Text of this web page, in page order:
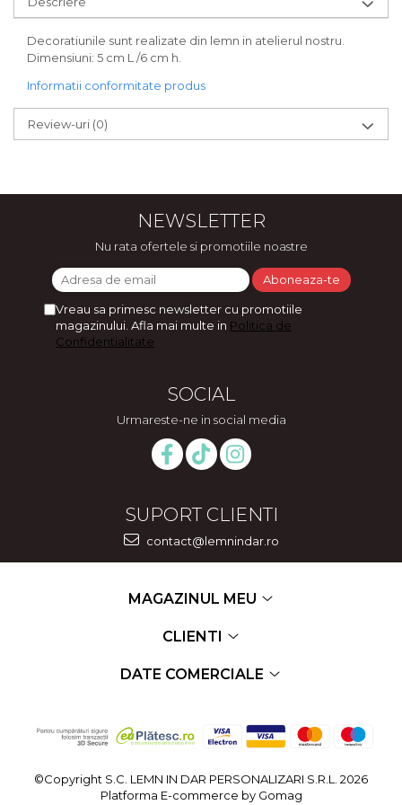
Bijuterii
CERCEI ZAMAC
Ateliere - planse cu nisip colorat
Decoratiunile sunt realizate din lemn in atelierul nostru.
Dimensiuni: 5 cm L /6 cm h.
Informatii conformitate produs
Review-uri (0)
NEWSLETTER
Nu rata ofertele si promotiile noastre
Vreau sa primesc newsletter cu promotiile
magazinului. Afla mai multe in Politica de
Confidentialitate
SOCIAL
Urmareste-ne in social media
SUPORT CLIENTI
contact@lemnindar.ro
MAGAZINUL MEU
CLIENTI
DATE COMERCIALE
©Copyright S.C. LEMN IN DAR PERSONALIZARI S.R.L. 2026
Platforma E-commerce by Gomag